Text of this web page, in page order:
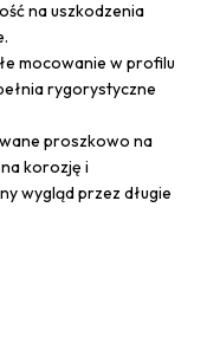
na uszkodzenia
mocowanie w profilu
rygorystyczne
proszkowo na
korozję i
wygląd przez długie